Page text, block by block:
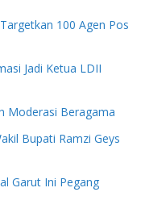
100 Agen Pos
Jadi Ketua LDII
Moderasi Beragama
Bupati Ramzi Geys
Garut Ini Pegang